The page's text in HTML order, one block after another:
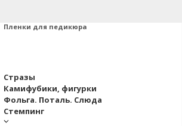
Пленки для педикюра
Стразы
Камифубики, фигурки
Фольга. Поталь. Слюда
Стемпинг